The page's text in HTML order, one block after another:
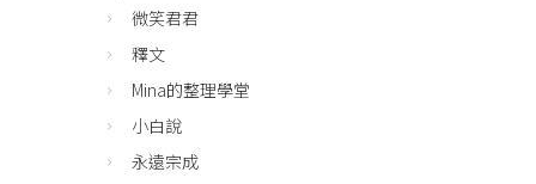
微笑君君
釋文
Mina的整理學堂
小白說
永遠宗成